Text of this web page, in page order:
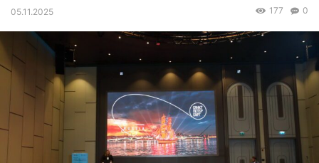
05.11.2025 0
177